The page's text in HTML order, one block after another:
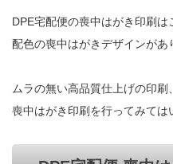
DPE宅配便の喪中はがき印刷は
配色の喪中はがきデザインがあ
ムラの無い高品質仕上げの印刷
喪中はがき印刷を行ってみては